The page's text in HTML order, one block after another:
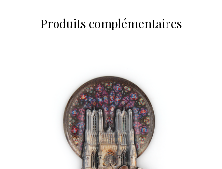
Produits complémentaires